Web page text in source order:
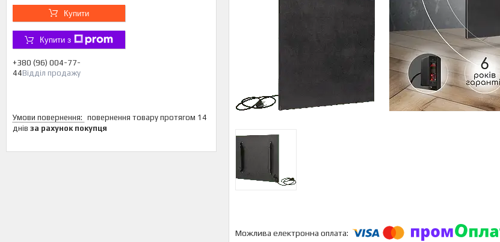
Купити
Купити з
+380 (96) 004-77-
44Відділ продажу
повернення товару протягом 14
днів за рахунок покупця